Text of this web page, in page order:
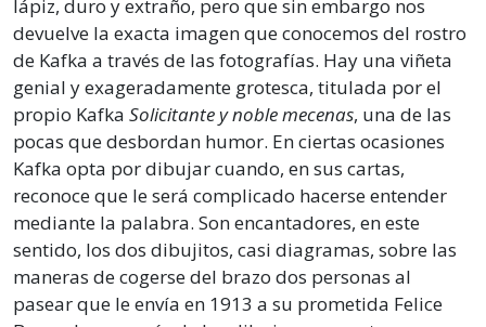
lápiz, duro y extraño, pero que sin embargo nos
devuelve la exacta imagen que conocemos del rostro
de Kafka a través de las fotografías. Hay una viñeta
genial y exageradamente grotesca, titulada por el
propio Kafka Solicitante y noble mecenas, una de las
pocas que desbordan humor. En ciertas ocasiones
Kafka opta por dibujar cuando, en sus cartas,
reconoce que le será complicado hacerse entender
mediante la palabra. Son encantadores, en este
sentido, los dos dibujitos, casi diagramas, sobre las
maneras de cogerse del brazo dos personas al
pasear que le envía en 1913 a su prometida Felice